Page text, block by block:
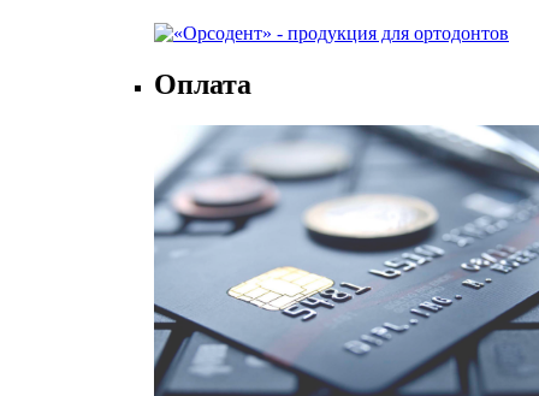
Оплата